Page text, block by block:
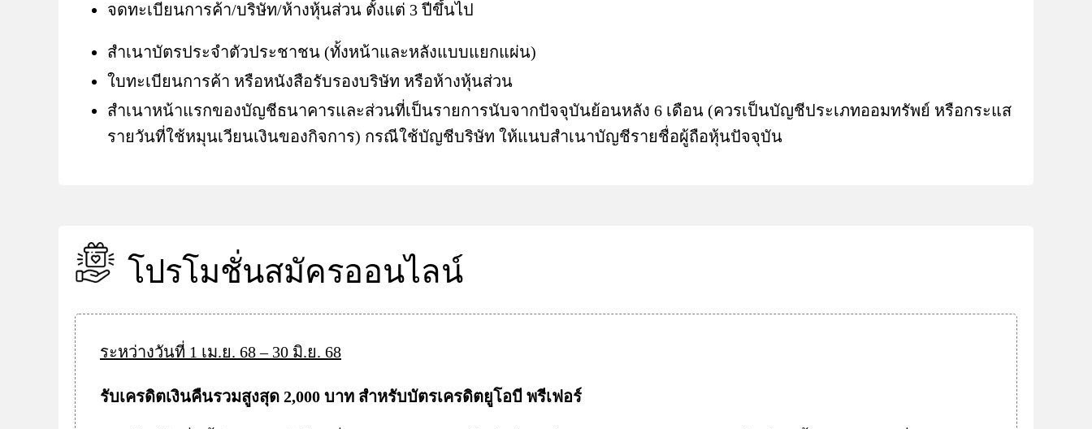
จดทะเบียนการค้า/บริษัท/ห้างหุ้นส่วน ตั้งแต่ 3 ปีขึ้นไป
สำเนาบัตรประจำตัวประชาชน (ทั้งหน้าและหลังแบบแยกแผ่น)
ใบทะเบียนการค้า หรือหนังสือรับรองบริษัท หรือห้างหุ้นส่วน
สำเนาหน้าแรกของบัญชีธนาคารและส่วนที่เป็นรายการนับจากปัจจุบันย้อนหลัง 6 เดือน (ควรเป็นบัญชีประเภทออมทรัพย์ หรือกระแส
รายวันที่ใช้หมุนเวียนเงินของกิจการ) กรณีใช้บัญชีบริษัท ให้แนบสำเนาบัญชีรายชื่อผู้ถือหุ้นปัจจุบัน
โปรโมชั่นสมัครออนไลน์
ระหว่างวันที่ 1 เม.ย. 68 – 30 มิ.ย. 68
รับเครดิตเงินคืนรวมสูงสุด 2,000 บาท สำหรับบัตรเครดิตยูโอบี พรีเฟอร์